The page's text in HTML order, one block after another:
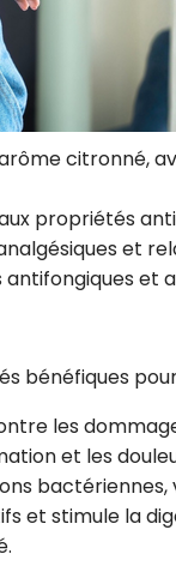
citronné,
propriétés
et
et
bénéfiques
les
et les
bactériennes,
et stimule la